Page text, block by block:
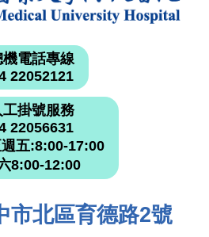
機電話專線
22052121
工掛號服務
22056631
五:8:00-17:00
8:00-12:00
市北區育德路2號